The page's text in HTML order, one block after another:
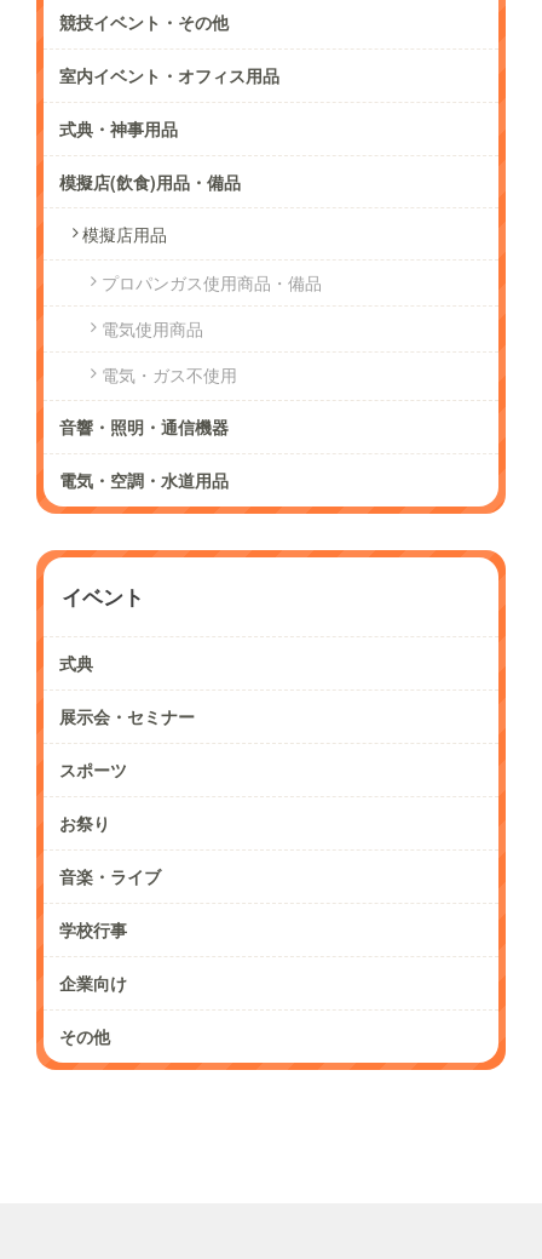
競技イベント・その他
室内イベント・オフィス用品
式典・神事用品
模擬店(飲食)用品・備品
模擬店用品
プロパンガス使用商品・備品
電気使用商品
電気・ガス不使用
音響・照明・通信機器
電気・空調・水道用品
イベント
式典
展示会・セミナー
スポーツ
お祭り
音楽・ライブ
学校行事
企業向け
その他